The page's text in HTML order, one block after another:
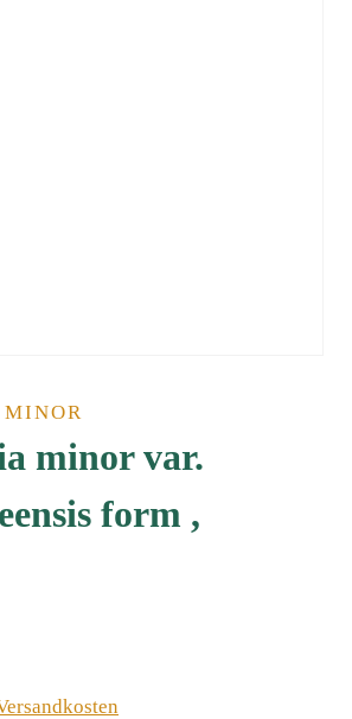
MINOR
minor var.
form ,